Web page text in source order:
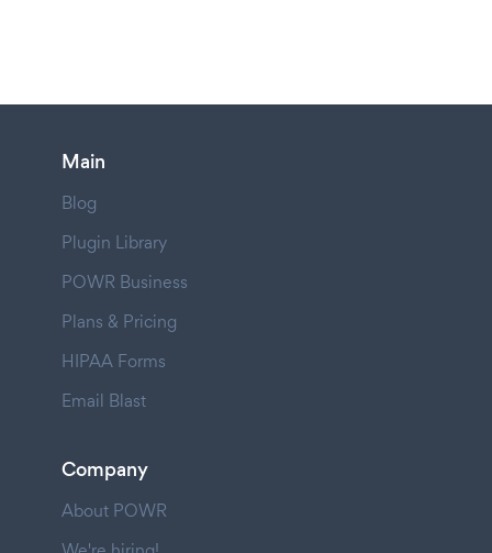
Main
Blog
Plugin Library
POWR Business
Plans & Pricing
HIPAA Forms
Email Blast
Company
About POWR